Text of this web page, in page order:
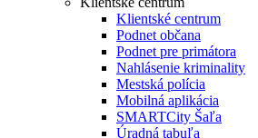
Klientské centrum
Podnet občana
Podnet pre primátora
Nahlásenie kriminality
Mestská polícia
Mobilná aplikácia
SMARTCity Šaľa
Úradná tabuľa